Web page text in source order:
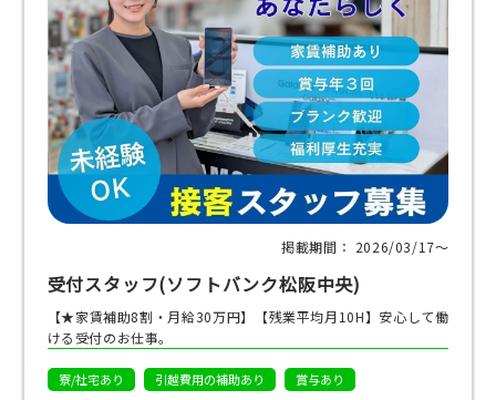
掲載期間： 2026/03/17〜
受付スタッフ(ソフトバンク松阪中央)
【★家賃補助8割・月給30万円】【残業平均月10H】安心して働
ける受付のお仕事。
寮/社宅あり 引越費用の補助あり
賞与あり